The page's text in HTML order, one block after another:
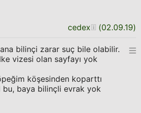
cedex (02.09.19)
bilinçi zarar suç bile olabilir.
vizesi olan sayfayı yok
köşesinden koparttı
bu, baya bilinçli evrak yok